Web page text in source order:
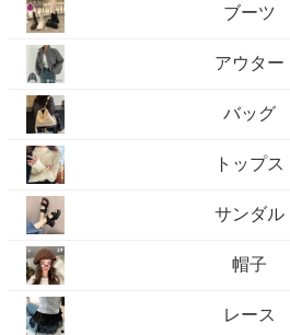
ブーツ
アウター
バッグ
トップス
サンダル
帽子
レース